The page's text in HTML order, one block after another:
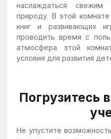
наслаждаться
природу. В этой
книг и развивающих
проводить время с
атмосфера этой
условия для развития
Погрузитесь
Не упустите